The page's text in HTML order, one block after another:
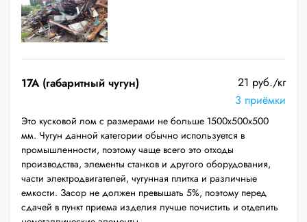
17А (габаритный чугун)
21 руб./кг
3 приёмки
Это кусковой лом с размерами не больше 1500х500х500
мм. Чугун данной категории обычно используется в
промышленности, поэтому чаще всего это отходы
производства, элементы станков и другого оборудования,
части электродвигателей, чугунная плитка и различные
емкости. Засор не должен превышать 5%, поэтому перед
сдачей в пункт приема изделия лучше почистить и отделить